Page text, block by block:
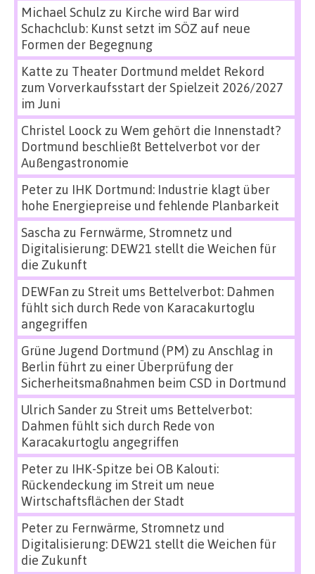
Michael Schulz zu Kirche wird Bar wird
Schachclub: Kunst setzt im SÖZ auf neue
Formen der Begegnung
Katte zu Theater Dortmund meldet Rekord
zum Vorverkaufsstart der Spielzeit 2026/2027
im Juni
Christel Loock zu Wem gehört die Innenstadt?
Dortmund beschließt Bettelverbot vor der
Außengastronomie
Peterzu IHK Dortmund: Industrie klagt über
hohe Energiepreise und fehlende Planbarkeit
Sascha zu Fernwärme, Stromnetz und
Digitalisierung: DEW21 stellt die Weichen für
die Zukunft
DEWFan zu Streit ums Bettelverbot: Dahmen
fühlt sich durch Rede von Karacakurtoglu
angegriffen
Grüne Jugend Dortmund (PM) zu Anschlag in
Berlin führt zu einer Überprüfung der
Sicherheitsmaßnahmen beim CSD in Dortmund
Ulrich Sanderzu Streit ums Bettelverbot:
Dahmen fühlt sich durch Rede von
Karacakurtoglu angegriffen
Peterzu IHK-Spitze bei OB Kalouti:
Rückendeckung im Streit um neue
Wirtschaftsflächen der Stadt
Peterzu Fernwärme, Stromnetz und
Digitalisierung: DEW21 stellt die Weichen für
die Zukunft